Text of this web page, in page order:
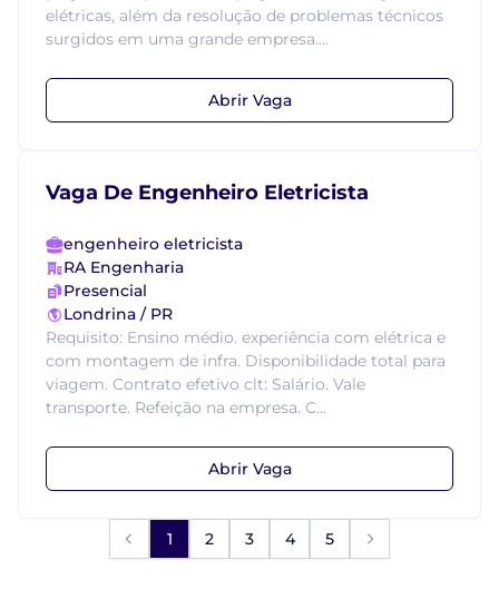
elétricas, além da resolução de problemas técnicos
surgidos em uma grande empresa....
Abrir Vaga
Vaga De Engenheiro Eletricista
engenheiro eletricista
RA Engenharia
Presencial
Londrina / PR
Requisito: Ensino médio. experiência com elétrica e
com montagem de infra. Disponibilidade total para
viagem. Contrato efetivo clt: Salário. Vale
transporte. Refeição na empresa. C...
Abrir Vaga
1 2 3 4 5